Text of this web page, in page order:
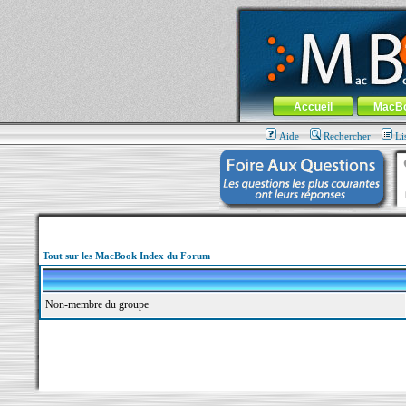
MacBook-fr.com : 100% Apple... 100%
Aller au contenu-Aller au menu
Menu général
Accueil
Aide Rechercher
Tout sur les MacBook Index du Forum
Non-membre du groupe